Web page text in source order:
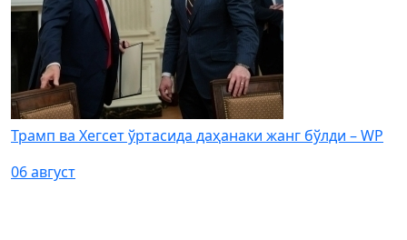
Трамп ва Хегсет ўртасида даҳанаки жанг бўлди – WP
06 август